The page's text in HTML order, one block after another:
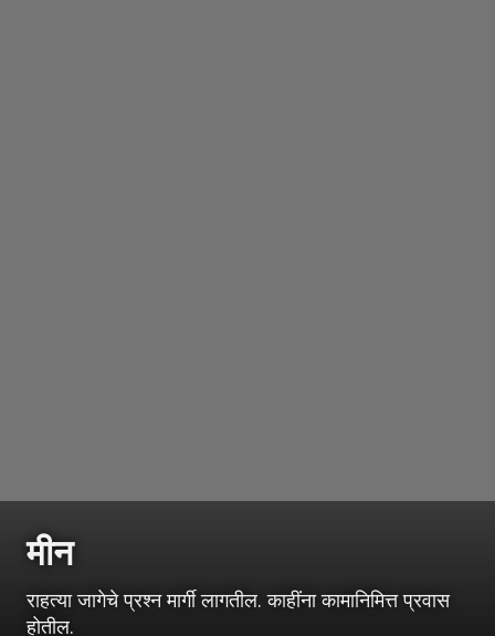
मीन
राहत्या जागेचे प्रश्‍न मार्गी लागतील. काहींना कामानिमित्त प्रवास
होतील.